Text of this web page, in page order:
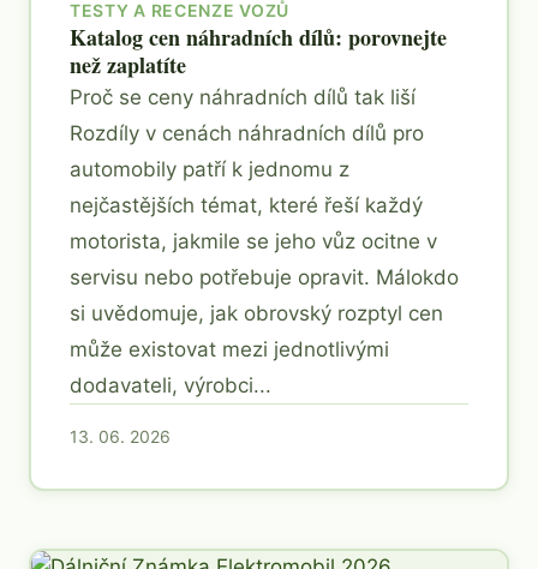
TESTY A RECENZE VOZŮ
Katalog cen náhradních dílů: porovnejte
než zaplatíte
Proč se ceny náhradních dílů tak liší
Rozdíly v cenách náhradních dílů pro
automobily patří k jednomu z
nejčastějších témat, které řeší každý
motorista, jakmile se jeho vůz ocitne v
servisu nebo potřebuje opravit. Málokdo
si uvědomuje, jak obrovský rozptyl cen
může existovat mezi jednotlivými
dodavateli, výrobci...
13. 06. 2026